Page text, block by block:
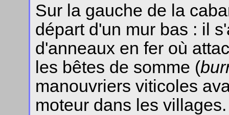
Sur la gauche de la
départ d'un mur bas : il
d'anneaux en fer où
les bêtes de somme (
manouvriers viticoles
moteur dans les villages.